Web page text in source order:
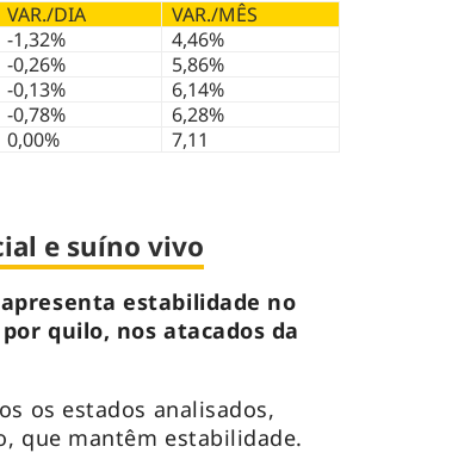
VAR./DIA
VAR./MÊS
-1,32%
4,46%
-0,26%
5,86%
-0,13%
6,14%
-0,78%
6,28%
0,00% 7,11
e suíno vivo
estabilidade no
quilo, nos atacados da
os estados analisados,
que mantêm estabilidade.